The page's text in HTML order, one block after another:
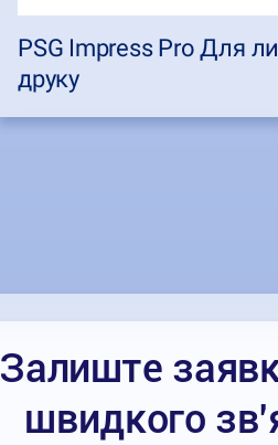
PSG Impress Pro Для
друку
Залиште
швидкого